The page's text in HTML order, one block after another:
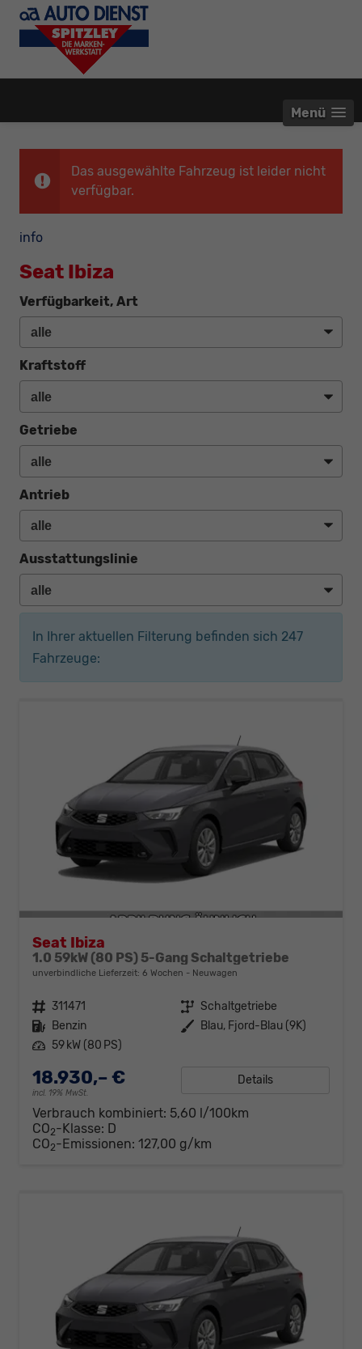
Menü
Das ausgewählte Fahrzeug ist leider nicht
verfügbar.
info
Seat Ibiza
Verfügbarkeit, Art
Kraftstoff
Getriebe
Antrieb
Ausstattungslinie
In Ihrer aktuellen Filterung befinden sich 247
Fahrzeuge:
Seat Ibiza
1.0 59kW (80 PS) 5-Gang Schaltgetriebe
unverbindliche Lieferzeit: 6 Wochen Neuwagen
Fahrzeugnr. 311471 Getriebe Schaltgetriebe
Kraftstoff Benzin Außenfarbe Blau, Fjord-Blau (9K)
Leistung 59 kW (80 PS)
18.930,– €
incl. 19% MwSt.
Details
Verbrauch kombiniert: 5,60 l/100km
CO2-Klasse: D
CO2-Emissionen: 127,00 g/km